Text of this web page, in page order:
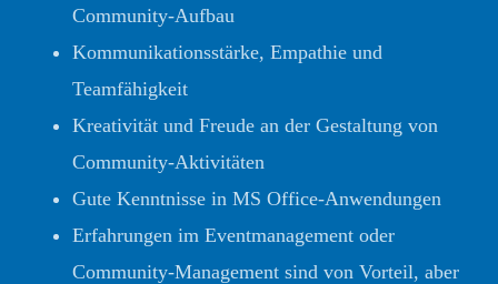
Community-Aufbau
Kommunikationsstärke, Empathie und
Teamfähigkeit
Kreativität und Freude an der Gestaltung von
Community-Aktivitäten
Gute Kenntnisse in MS Office-Anwendungen
Erfahrungen im Eventmanagement oder
Community-Management sind von Vorteil, aber